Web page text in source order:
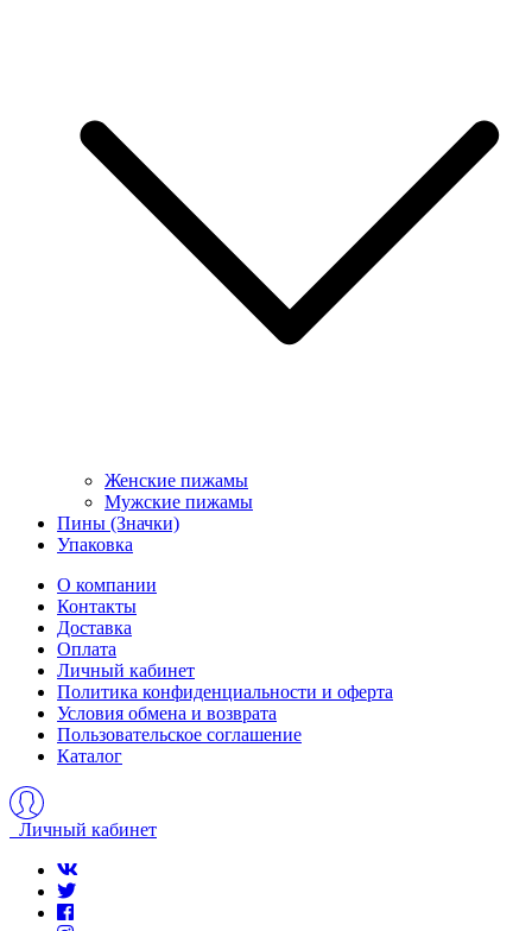
Женские пижамы
Мужские пижамы
Пины (Значки)
Упаковка
О компании
Контакты
Доставка
Оплата
Личный кабинет
Политика конфиденциальности и оферта
Условия обмена и возврата
Пользовательское соглашение
Каталог
Личный кабинет